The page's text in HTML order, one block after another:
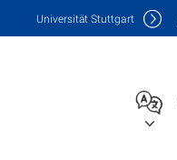
Universität Stuttgart